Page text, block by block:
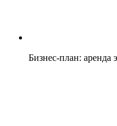
Бизнес-план: аренда